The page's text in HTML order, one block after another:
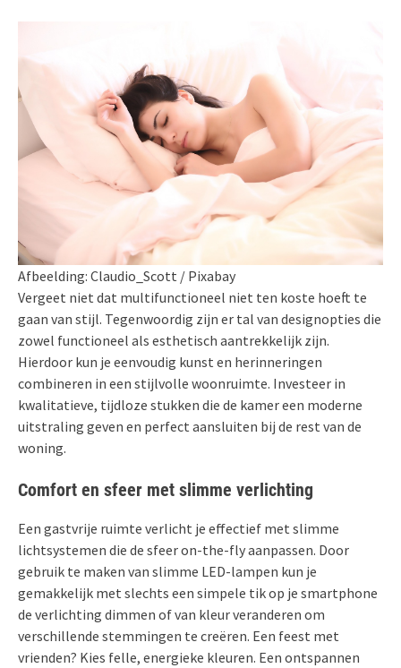
Afbeelding: Claudio_Scott / Pixabay
Vergeet niet dat multifunctioneel niet ten koste hoeft te
gaan van stijl. Tegenwoordig zijn er tal van designopties die
zowel functioneel als esthetisch aantrekkelijk zijn.
Hierdoor kun je eenvoudig kunst en herinneringen
combineren in een stijlvolle woonruimte. Investeer in
kwalitatieve, tijdloze stukken die de kamer een moderne
uitstraling geven en perfect aansluiten bij de rest van de
woning.
Comfort en sfeer met slimme verlichting
Een gastvrije ruimte verlicht je effectief met slimme
lichtsystemen die de sfeer on-the-fly aanpassen. Door
gebruik te maken van slimme LED-lampen kun je
gemakkelijk met slechts een simpele tik op je smartphone
de verlichting dimmen of van kleur veranderen om
verschillende stemmingen te creëren. Een feest met
vrienden? Kies felle, energieke kleuren. Een ontspannen